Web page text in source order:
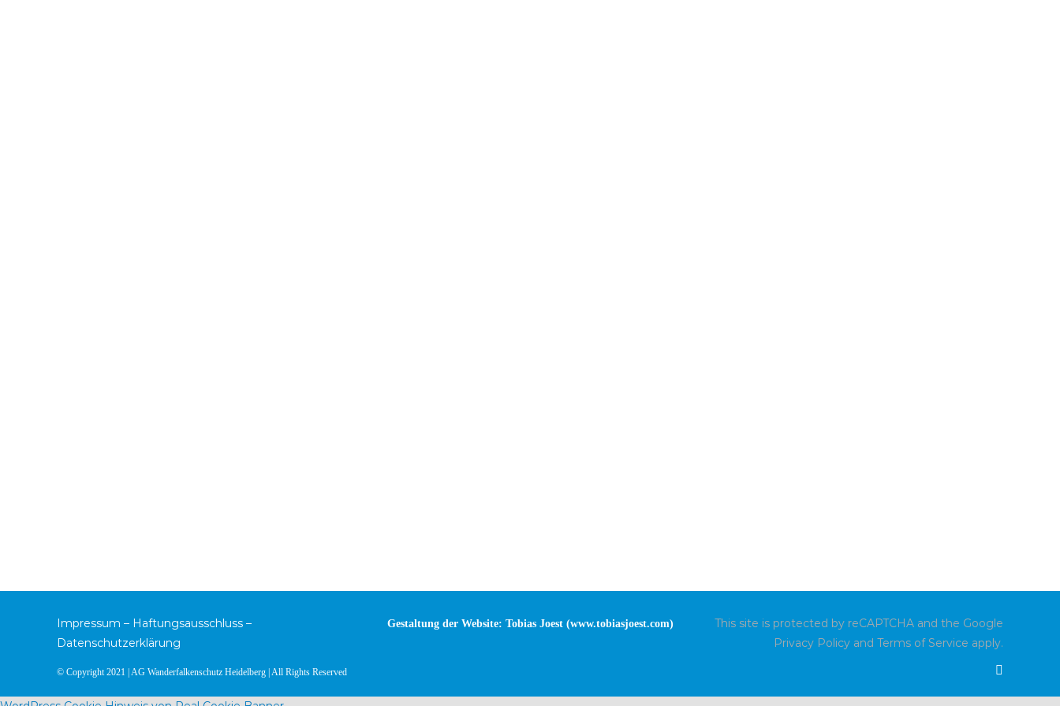
Impressum – Haftungsausschluss –
Datenschutzerklärung
© Copyright 2021 | AG Wanderfalkenschutz Heidelberg | All Rights Reserved
Gestaltung der Website: Tobias Joest (www.tobiasjoest.com)
This site is protected by reCAPTCHA and the Google
Privacy Policy and Terms of Service apply.